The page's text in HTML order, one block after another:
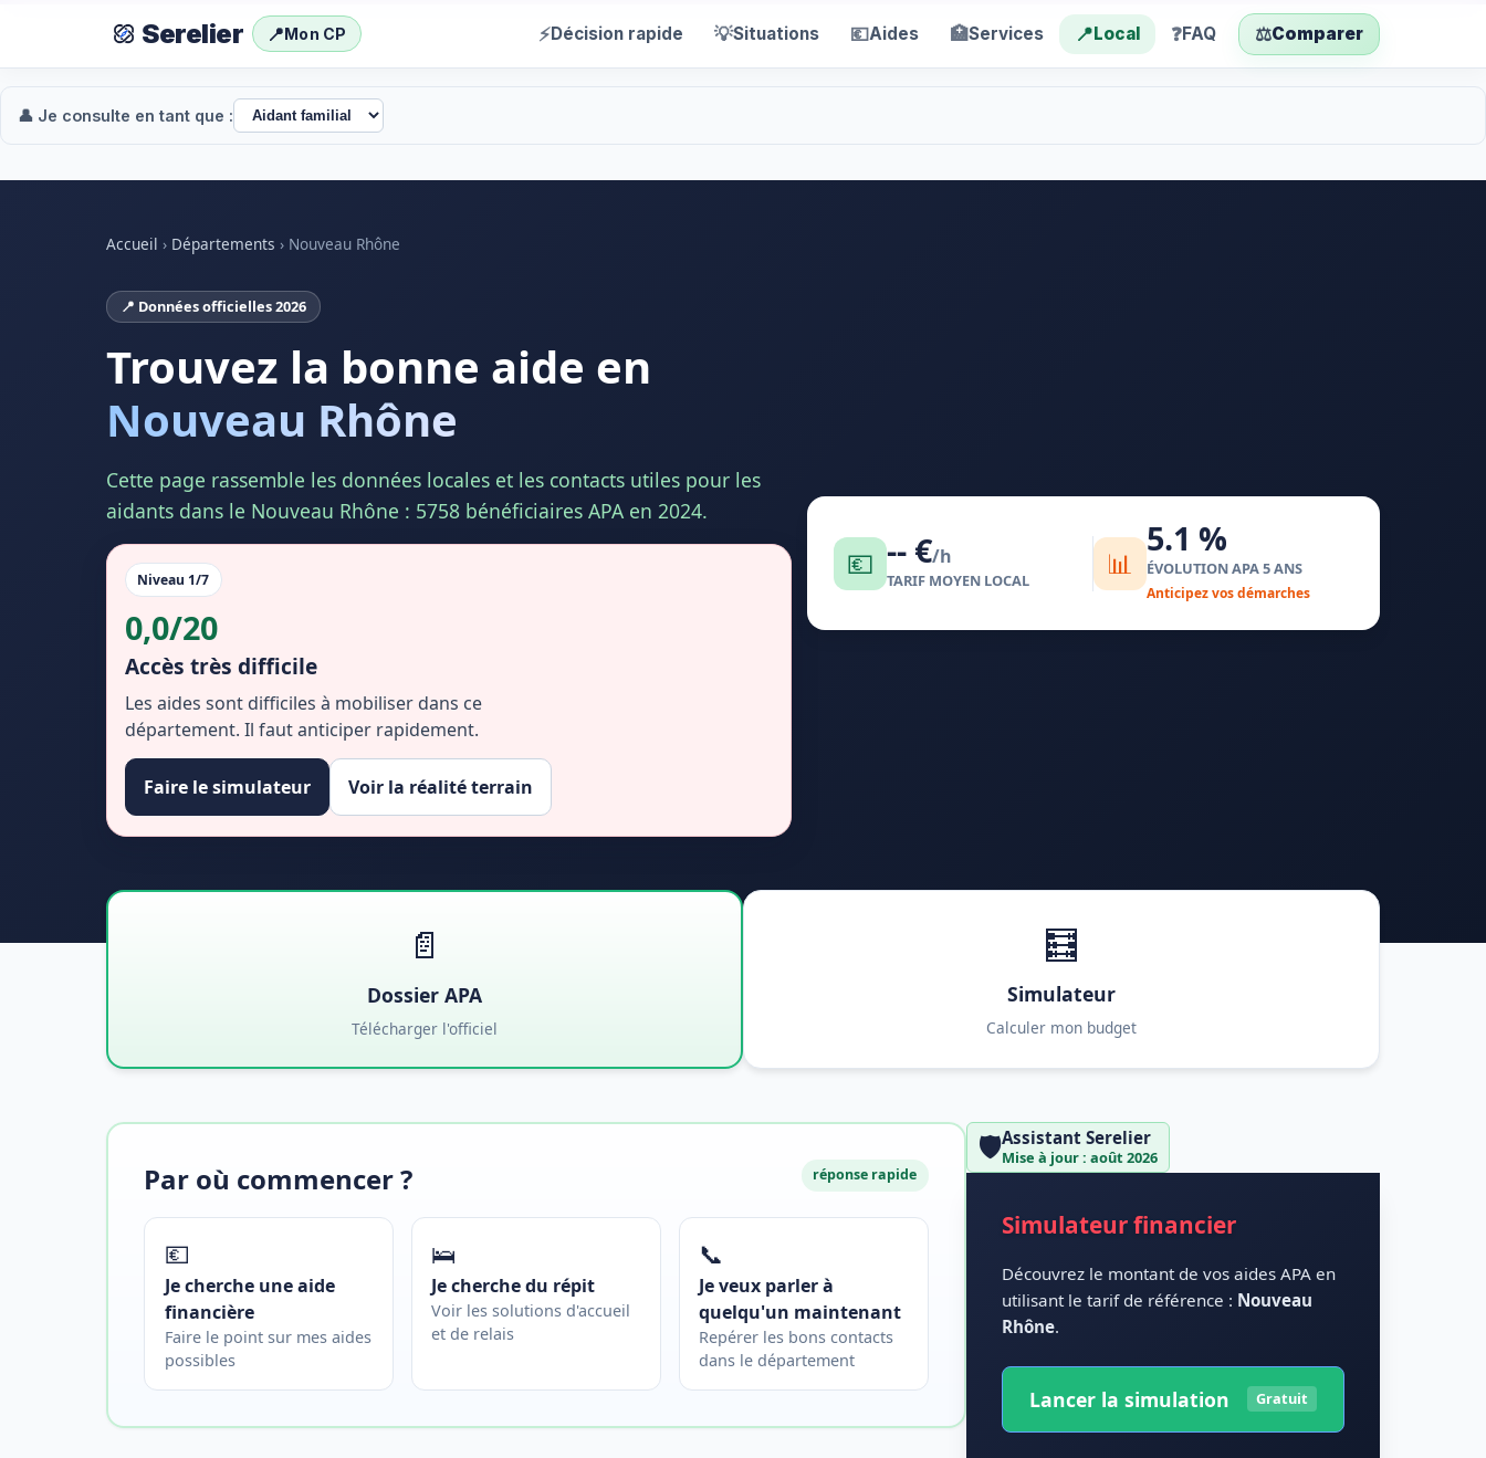
Serelier 📍Mon CP ⚡Décision rapide 💡Situations 💶Aides 🏥Services 📍Local ❓FAQ ⚖️Comparer
👤 Je consulte en tant que :
Accueil › Départements › Nouveau Rhône
📍 Données officielles 2026
Trouvez la bonne aide en
Nouveau Rhône
Cette page rassemble les données locales et les contacts utiles pour les
aidants dans le Nouveau Rhône : 5758 bénéficiaires APA en 2024.
Niveau 1/7
0,0/20
Accès très difficile
Les aides sont difficiles à mobiliser dans ce
département. Il faut anticiper rapidement.
Faire le simulateur Voir la réalité terrain
💶 -- €/h
TARIF MOYEN LOCAL 📊
5.1 %
ÉVOLUTION APA 5 ANS
Anticipez vos démarches
📄
Dossier APA
Télécharger l'officiel
🧮
Simulateur
Calculer mon budget
Par où commencer ? réponse rapide
💶
Je cherche une aide
financière
Faire le point sur mes aides
possibles
🛌
Je cherche du répit
Voir les solutions d'accueil
et de relais
📞
Je veux parler à
quelqu'un maintenant
Repérer les bons contacts
dans le département
🛡️Assistant Serelier
Mise à jour : août 2026
Simulateur financier
Découvrez le montant de vos aides APA en
utilisant le tarif de référence : Nouveau
Rhône.
Lancer la simulation Gratuit